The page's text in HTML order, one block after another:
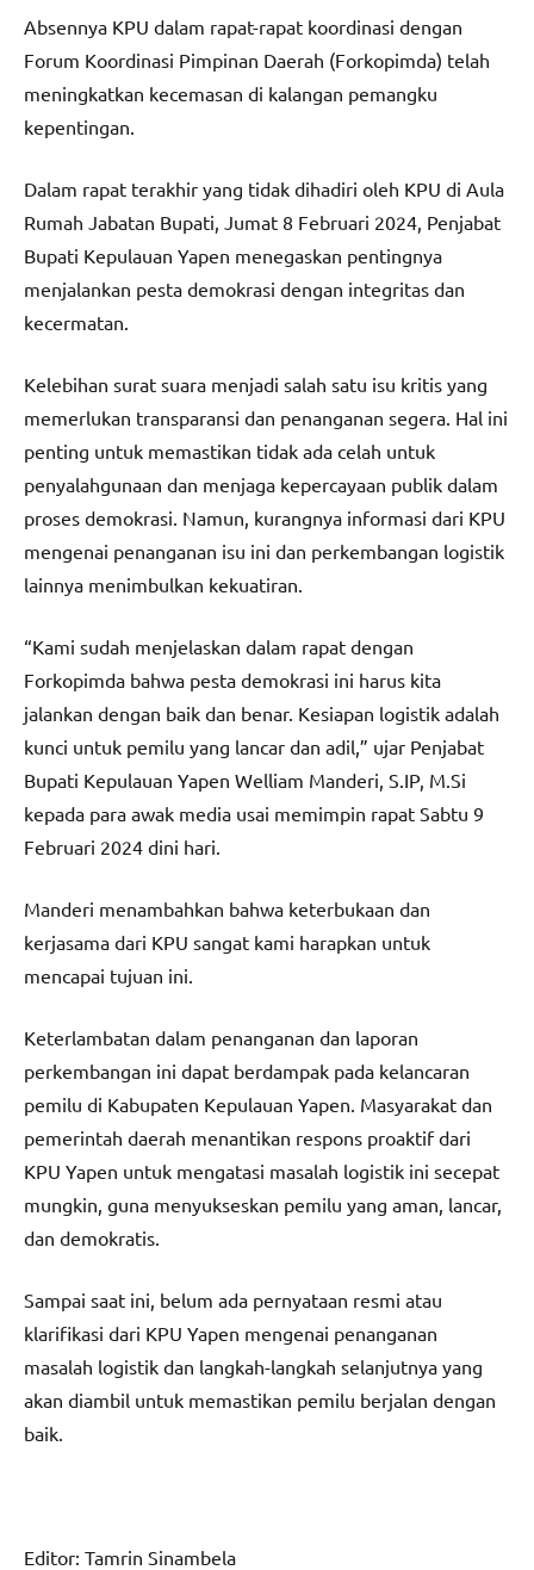
Absennya KPU dalam rapat-rapat koordinasi dengan
Forum Koordinasi Pimpinan Daerah (Forkopimda) telah
meningkatkan kecemasan di kalangan pemangku
kepentingan.
Dalam rapat terakhir yang tidak dihadiri oleh KPU di Aula
Rumah Jabatan Bupati, Jumat 8 Februari 2024, Penjabat
Bupati Kepulauan Yapen menegaskan pentingnya
menjalankan pesta demokrasi dengan integritas dan
kecermatan.
Kelebihan surat suara menjadi salah satu isu kritis yang
memerlukan transparansi dan penanganan segera. Hal ini
penting untuk memastikan tidak ada celah untuk
penyalahgunaan dan menjaga kepercayaan publik dalam
proses demokrasi. Namun, kurangnya informasi dari KPU
mengenai penanganan isu ini dan perkembangan logistik
lainnya menimbulkan kekuatiran.
“Kami sudah menjelaskan dalam rapat dengan
Forkopimda bahwa pesta demokrasi ini harus kita
jalankan dengan baik dan benar. Kesiapan logistik adalah
kunci untuk pemilu yang lancar dan adil,” ujar Penjabat
Bupati Kepulauan Yapen Welliam Manderi, S.IP, M.Si
kepada para awak media usai memimpin rapat Sabtu 9
Februari 2024 dini hari.
Manderi menambahkan bahwa keterbukaan dan
kerjasama dari KPU sangat kami harapkan untuk
mencapai tujuan ini.
Keterlambatan dalam penanganan dan laporan
perkembangan ini dapat berdampak pada kelancaran
pemilu di Kabupaten Kepulauan Yapen. Masyarakat dan
pemerintah daerah menantikan respons proaktif dari
KPU Yapen untuk mengatasi masalah logistik ini secepat
mungkin, guna menyukseskan pemilu yang aman, lancar,
dan demokratis.
Sampai saat ini, belum ada pernyataan resmi atau
klarifikasi dari KPU Yapen mengenai penanganan
masalah logistik dan langkah-langkah selanjutnya yang
akan diambil untuk memastikan pemilu berjalan dengan
baik.
Editor: Tamrin Sinambela